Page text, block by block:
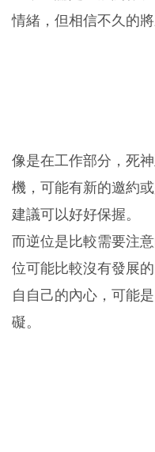
情緒，但相信不久的
像是在工作部分，死
機，可能有新的邀約
建議可以好好保握。
而逆位是比較需要注
位可能比較沒有發展
自自己的內心，可能
礙。